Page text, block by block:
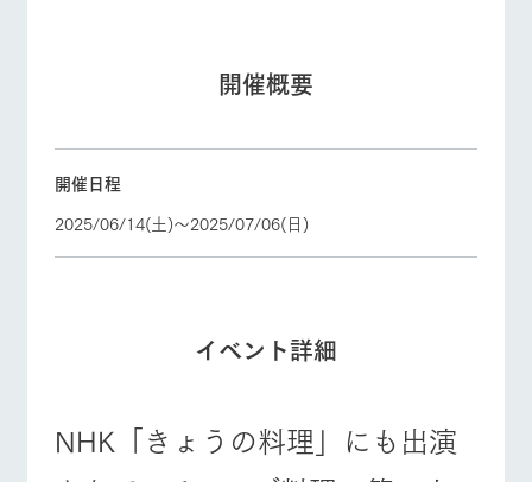
お客様へ
わせ・資
い、ビュッフェ
スタイルで提供
め、牧場産の逸
品を取り揃えた
牧場内を巡る周
動物とふれあう アクティビティ/体験 ショップ/お買い物
営業時間・料金 交通アクセス
開催概要
開催日程
2025/06/14(土)〜2025/07/06(日)
イベント詳細
NHK「きょうの料理」にも出演